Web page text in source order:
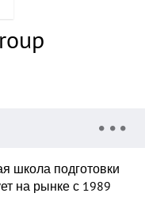
школа подготовки
на рынке с 1989